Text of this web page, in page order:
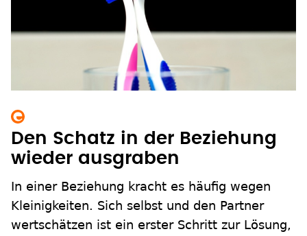
Den Schatz in der Beziehung
wieder ausgraben
In einer Beziehung kracht es häufig wegen
Kleinigkeiten. Sich selbst und den Partner
wertschätzen ist ein erster Schritt zur Lösung,